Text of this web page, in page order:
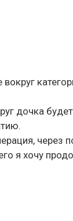
дочка
через
я хочу